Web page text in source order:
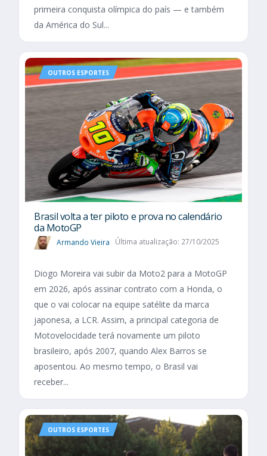
primeira conquista olímpica do país — e também
da América do Sul...
OUTROS ESPORTES
Brasil volta a ter piloto e prova no calendário
da MotoGP
Armando Vieira Última atualização: 27/10/2025
Diogo Moreira vai subir da Moto2 para a MotoGP
em 2026, após assinar contrato com a Honda, o
que o vai colocar na equipe satélite da marca
japonesa, a LCR. Assim, a principal categoria de
Motovelocidade terá novamente um piloto
brasileiro, após 2007, quando Alex Barros se
aposentou. Ao mesmo tempo, o Brasil vai
receber...
OUTROS ESPORTES